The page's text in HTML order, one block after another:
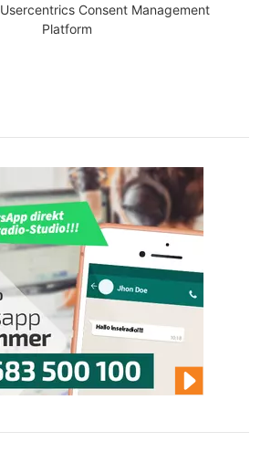
Usercentrics Consent Management
Platform